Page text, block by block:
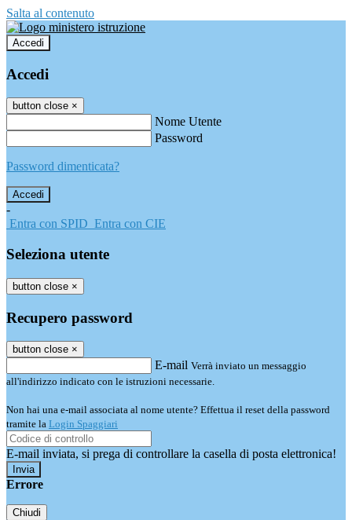
Salta al contenuto
Accedi
Accedi
button close ×
Nome Utente
Password
Password dimenticata?
-
Entra con SPID Entra con CIE
Seleziona utente
button close ×
Recupero password
button close ×
E-mail Verrà inviato un messaggio
all'indirizzo indicato con le istruzioni necessarie.
Non hai una e-mail associata al nome utente? Effettua il reset della password
tramite la Login Spaggiari
E-mail inviata, si prega di controllare la casella di posta elettronica!
Errore
Chiudi